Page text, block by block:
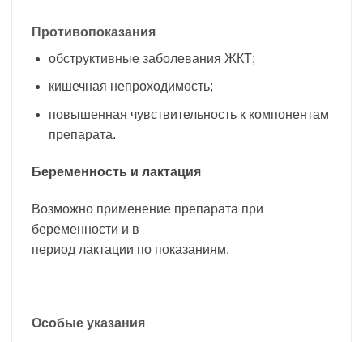
Противопоказания
обструктивные заболевания ЖКТ;
кишечная непроходимость;
повышенная чувствительность к компонентам
препарата.
Беременность и лактация
Возможно применение препарата при
беременности и в
период лактации по показаниям.
Особые указания